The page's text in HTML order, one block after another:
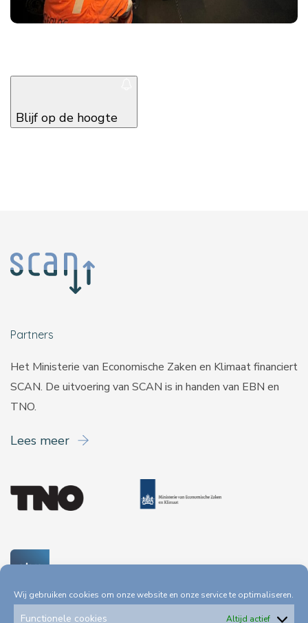
Wij gebruiken cookies om onze website en onze service te optimaliseren.
Functionele cookies Altijd actief
Blijf op de hoogte
Partners
Het Ministerie van Economische Zaken en Klimaat financiert
SCAN. De uitvoering van SCAN is in handen van EBN en
TNO.
Lees meer